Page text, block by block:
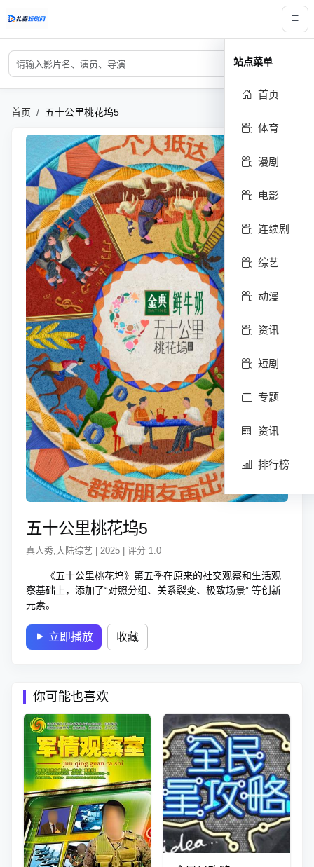
站点菜单
首页
体育
漫剧
电影
连续剧
综艺
动漫
资讯
短剧
专题
资讯
排行榜
搜索关键词
搜索
首页 五十公里桃花坞5
五十公里桃花坞5
真人秀,大陆综艺 | 2025 | 评分 1.0
《五十公里桃花坞》第五季在原来的社交观察和生活观
察基础上，添加了“对照分组、关系裂变、极致场景” 等创新
元素。
立即播放 收藏
你可能也喜欢